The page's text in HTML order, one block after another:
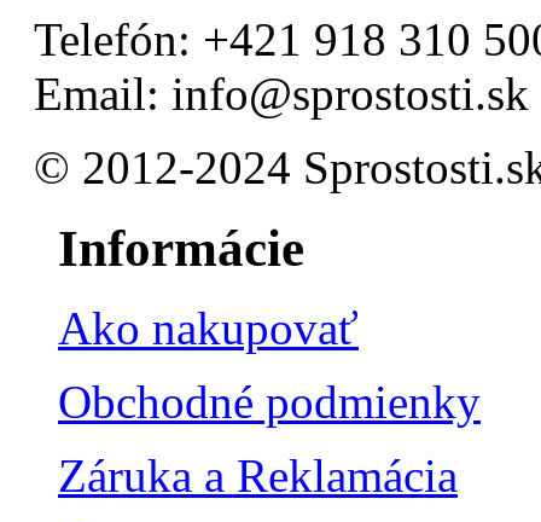
Telefón: +421 918 310
Email: info@sprostosti.sk
© 2012-2024
Informácie
Ako nakupovať
Obchodné podmienky
Záruka a Reklamácia